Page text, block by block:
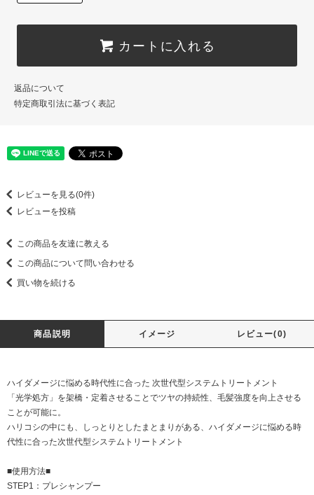
カートに入れる
返品について
特定商取引法に基づく表記
レビューを見る(0件)
レビューを投稿
この商品を友達に教える
この商品について問い合わせる
買い物を続ける
商品説明 イメージ レビュー(0)
ハイダメージに悩める時代性に合った 次世代型システムトリートメント
「光学処方」を架橋・定着させることでツヤの持続性、毛髪強度を向上させる
ことが可能に。
ハリコシの中にも、しっとりとしたまとまりがある、ハイダメージに悩める時
代性に合った次世代型システムトリートメント
■使用方法■
STEP1：プレシャンプー